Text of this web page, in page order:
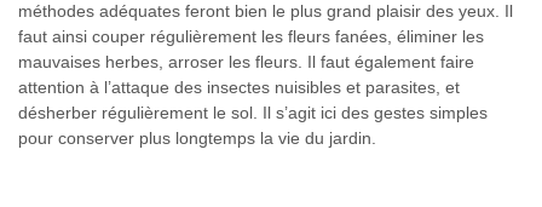
méthodes adéquates feront bien le plus grand plaisir des yeux. Il
faut ainsi couper régulièrement les fleurs fanées, éliminer les
mauvaises herbes, arroser les fleurs. Il faut également faire
attention à l’attaque des insectes nuisibles et parasites, et
désherber régulièrement le sol. Il s’agit ici des gestes simples
pour conserver plus longtemps la vie du jardin.